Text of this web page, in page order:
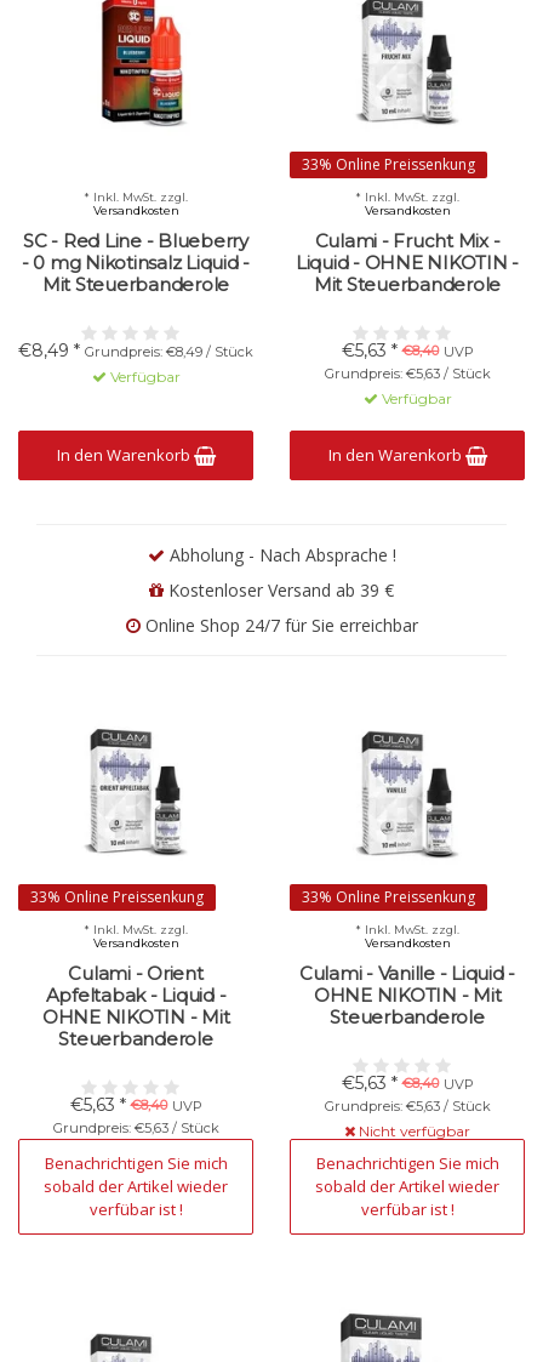
SC - Red Line - Blueberry
- 0 mg Nikotinsalz Liquid -
Mit Steuerbanderole
€8,49 * Grundpreis: €8,49 / Stück
* Inkl. MwSt. zzgl.
Versandkosten
Verfügbar
In den Warenkorb
33% Online Preissenkung
Culami - Frucht Mix -
Liquid - OHNE NIKOTIN -
Mit Steuerbanderole
€5,63 * €8,40 UVP
Grundpreis: €5,63 / Stück
* Inkl. MwSt. zzgl.
Versandkosten
Verfügbar
In den Warenkorb
Abholung - Nach Absprache !
Kostenloser Versand ab 39 €
Online Shop 24/7 für Sie erreichbar
33% Online Preissenkung
Culami - Orient
Apfeltabak - Liquid -
OHNE NIKOTIN - Mit
Steuerbanderole
€5,63 * €8,40 UVP
Grundpreis: €5,63 / Stück
* Inkl. MwSt. zzgl.
Versandkosten
Nicht verfügbar
Benachrichtigen Sie mich
sobald der Artikel wieder
verfübar ist !
33% Online Preissenkung
Culami - Vanille - Liquid -
OHNE NIKOTIN - Mit
Steuerbanderole
€5,63 * €8,40 UVP
Grundpreis: €5,63 / Stück
* Inkl. MwSt. zzgl.
Versandkosten
Nicht verfügbar
Benachrichtigen Sie mich
sobald der Artikel wieder
verfübar ist !